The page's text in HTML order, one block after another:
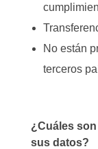
No están
terceros
¿Cuáles
sus datos?